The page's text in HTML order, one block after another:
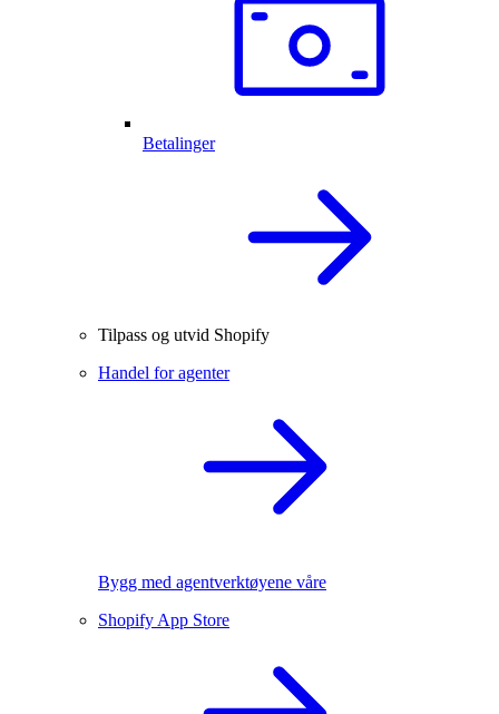
Betalinger
Tilpass og utvid Shopify
Handel for agenter
Bygg med agentverktøyene våre
Shopify App Store